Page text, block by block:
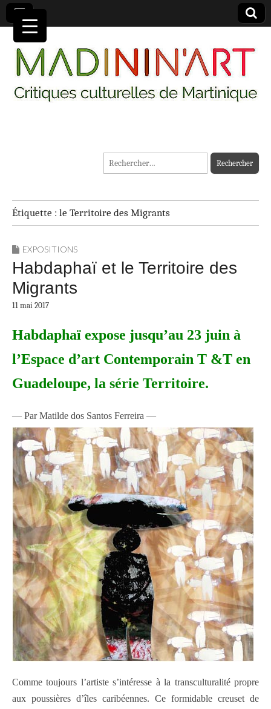
MADININ'ART
Rechercher :
Étiquette : le Territoire des Migrants
EXPOSITIONS
Habdaphaï et le Territoire des
Migrants
11 mai 2017
Habdaphaï expose jusqu’au 23 juin à
l’Espace d’art Contemporain T &T en
Guadeloupe, la série Territoire.
— Par Matilde dos Santos Ferreira —
Comme toujours l’artiste s’intéresse à la transculturalité propre
aux poussières d’îles caribéennes. Ce formidable creuset de